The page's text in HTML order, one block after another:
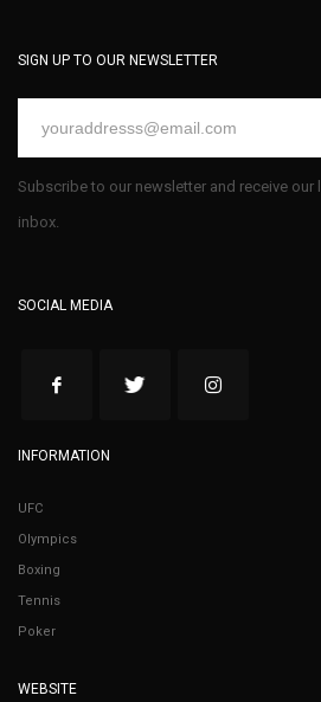
SIGN UP TO OUR NEWSLETTER
Subscribe to our newsletter and receive
inbox.
SOCIAL MEDIA
INFORMATION
UFC
Olympics
Boxing
Tennis
Poker
WEBSITE